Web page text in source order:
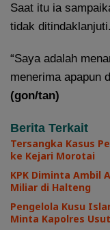
Saat itu ia
tidak ditindaklanjuti.
“Saya adalah
menerima apapun
(gon/tan)
Berita Terkait
Tersangka Kasus
ke Kejari Morotai
KPK Diminta Ambil
Miliar di Halteng
Pengelola Kusu
Minta Kapolres